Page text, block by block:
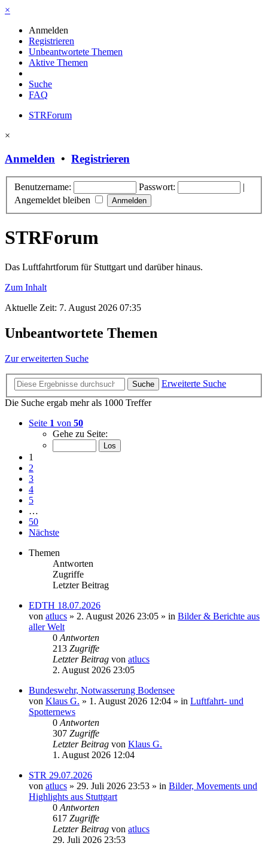
×
Anmelden
Registrieren
Unbeantwortete Themen
Aktive Themen
Suche
FAQ
STRForum
×
Anmelden • Registrieren
Benutzername: Passwort:
|
Angemeldet bleiben
STRForum
Das Luftfahrtforum für Stuttgart und darüber hinaus.
Zum Inhalt
Aktuelle Zeit: 7. August 2026 07:35
Unbeantwortete Themen
Zur erweiterten Suche
Suche
Erweiterte Suche
Die Suche ergab mehr als 1000 Treffer
Seite 1 von 50
Gehe zu Seite:
1
2
3
4
5
…
50
Nächste
Themen
Antworten
Zugriffe
Letzter Beitrag
EDTH 18.07.2026
von atlucs » 2. August 2026 23:05 » in Bilder & Berichte aus
aller Welt
0 Antworten
213 Zugriffe
Letzter Beitrag von atlucs
2. August 2026 23:05
Bundeswehr, Notwasserung Bodensee
von Klaus G. » 1. August 2026 12:04 » in Luftfahrt- und
Spotternews
0 Antworten
307 Zugriffe
Letzter Beitrag von Klaus G.
1. August 2026 12:04
STR 29.07.2026
von atlucs » 29. Juli 2026 23:53 » in Bilder, Movements und
Highlights aus Stuttgart
0 Antworten
617 Zugriffe
Letzter Beitrag von atlucs
29. Juli 2026 23:53